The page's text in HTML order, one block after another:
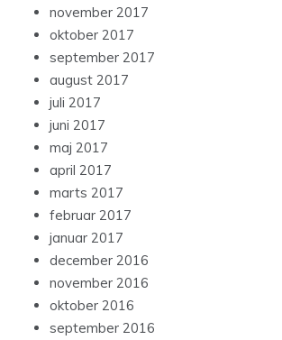
november 2017
oktober 2017
september 2017
august 2017
juli 2017
juni 2017
maj 2017
april 2017
marts 2017
februar 2017
januar 2017
december 2016
november 2016
oktober 2016
september 2016